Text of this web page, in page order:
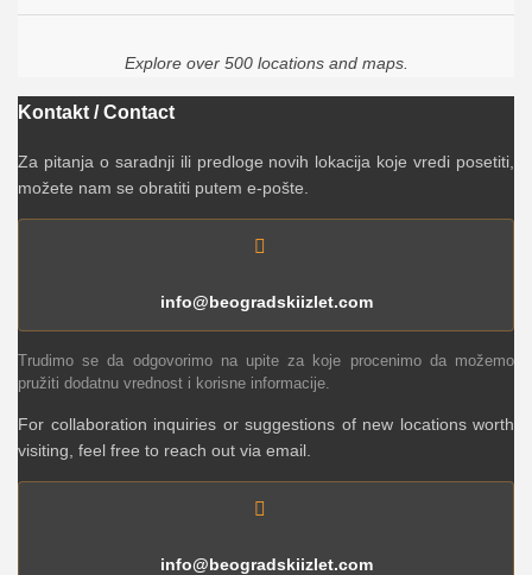
Explore over 500 locations and maps.
Kontakt / Contact
Za pitanja o saradnji ili predloge novih lokacija koje vredi posetiti,
možete nam se obratiti putem e-pošte.
info@beogradskiizlet.com
Trudimo se da odgovorimo na upite za koje procenimo da možemo
pružiti dodatnu vrednost i korisne informacije.
For collaboration inquiries or suggestions of new locations worth
visiting, feel free to reach out via email.
info@beogradskiizlet.com